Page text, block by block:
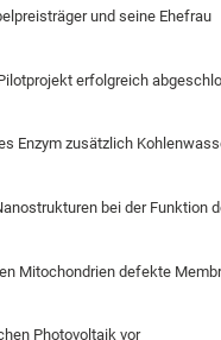
und seine Ehefrau
erfolgreich
Enzym zusätzlich
bei der Funktion
Mitochondrien defekte
Photovoltaik vor